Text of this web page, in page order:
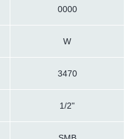
0000
W
3470
1/2"